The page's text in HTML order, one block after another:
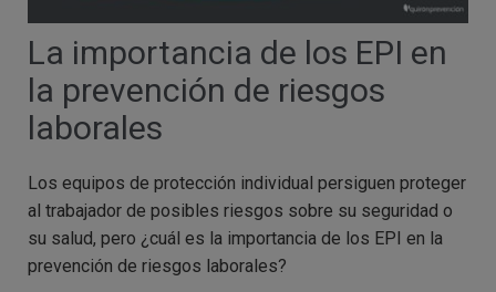
La importancia de los EPI en
la prevención de riesgos
laborales
Los equipos de protección individual persiguen proteger
al trabajador de posibles riesgos sobre su seguridad o
su salud, pero ¿cuál es la importancia de los EPI en la
prevención de riesgos laborales?